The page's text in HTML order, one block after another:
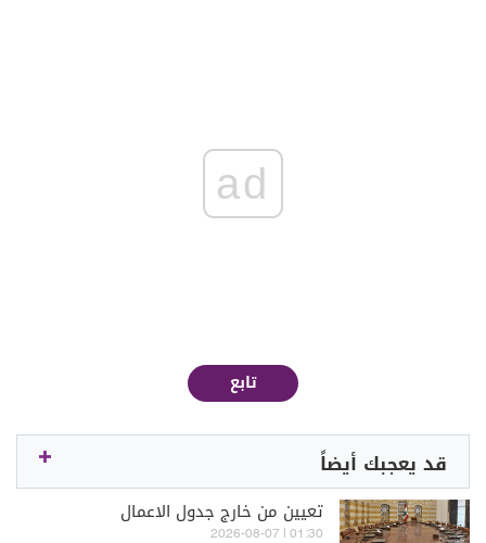
ad
تابع
قد يعجبك أيضاً
تعيين من خارج جدول الاعمال
01:30 | 2026-08-07